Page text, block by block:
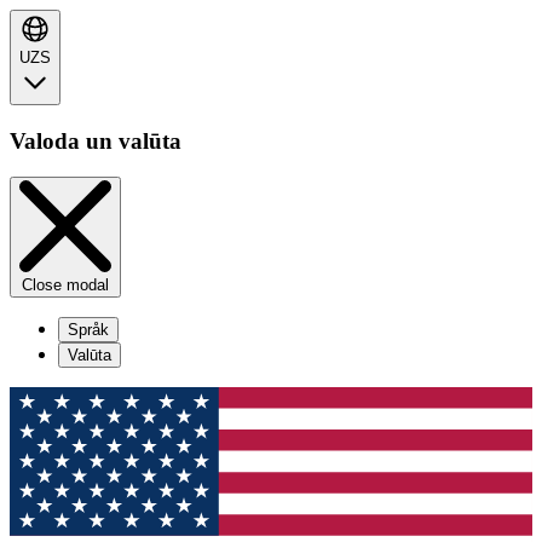
UZS
Valoda un valūta
Close modal
Språk
Valūta